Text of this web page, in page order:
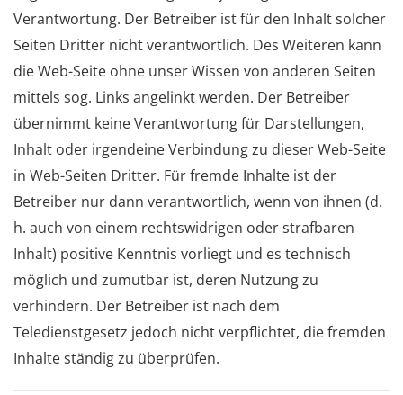
Verantwortung. Der Betreiber ist für den Inhalt solcher
Seiten Dritter nicht verantwortlich. Des Weiteren kann
die Web-Seite ohne unser Wissen von anderen Seiten
mittels sog. Links angelinkt werden. Der Betreiber
übernimmt keine Verantwortung für Darstellungen,
Inhalt oder irgendeine Verbindung zu dieser Web-Seite
in Web-Seiten Dritter. Für fremde Inhalte ist der
Betreiber nur dann verantwortlich, wenn von ihnen (d.
h. auch von einem rechtswidrigen oder strafbaren
Inhalt) positive Kenntnis vorliegt und es technisch
möglich und zumutbar ist, deren Nutzung zu
verhindern. Der Betreiber ist nach dem
Teledienstgesetz jedoch nicht verpflichtet, die fremden
Inhalte ständig zu überprüfen.